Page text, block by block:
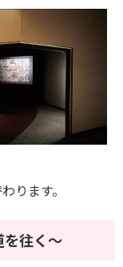
ります。
往く～